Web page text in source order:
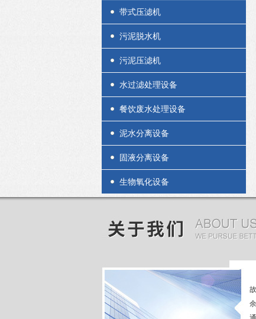
带式压滤机
污泥脱水机
污泥压滤机
水过滤处理设备
餐饮废水处理设备
泥水分离设备
固液分离设备
生物氧化设备